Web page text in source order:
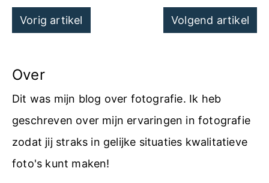
Post
navigation
Vorig artikel Volgend artikel
Over
Dit was mijn blog over fotografie. Ik heb
geschreven over mijn ervaringen in fotografie
zodat jij straks in gelijke situaties kwalitatieve
foto's kunt maken!